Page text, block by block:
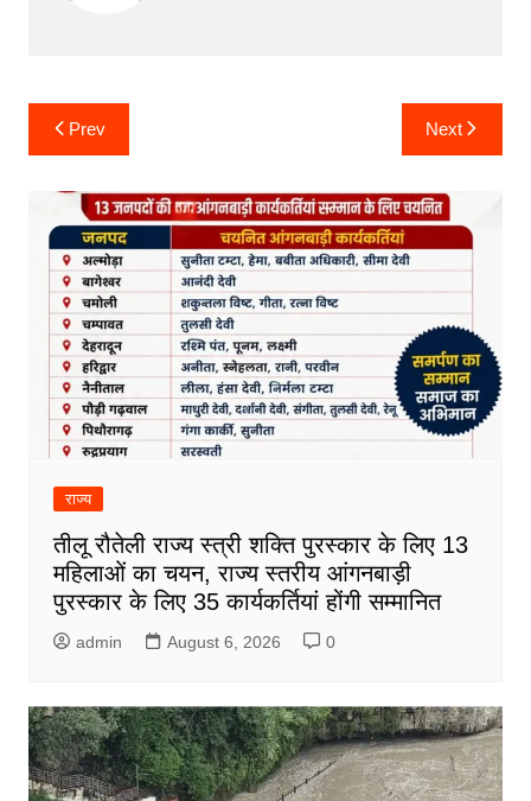
Post
navigation
Prev Next
राज्य
तीलू रौतेली राज्य स्त्री शक्ति पुरस्कार के लिए 13
महिलाओं का चयन, राज्य स्तरीय आंगनबाड़ी
पुरस्कार के लिए 35 कार्यकर्तियां होंगी सम्मानित
admin August 6, 2026 0